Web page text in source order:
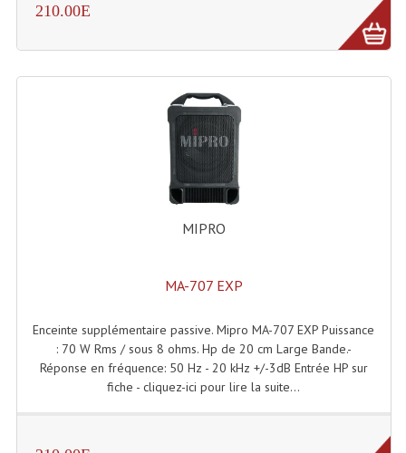
Machines À Effets Fumées, Mousses, Liquid
Machines À Fumées
Effets Projection Et Jet De CO2
Machines À Brouillard
Lanceur De Flammes Et Cartouche De Gaz
Machine À Etincelles Froides
Machines À Effet Brouillard
Machines À Fumée Lourde
210.00E
MIPRO
MA-707 EXP
Enceinte supplémentaire passive. Mipro MA-707 EXP Puissance
: 70 W Rms / sous 8 ohms. Hp de 20 cm Large Bande.-
Réponse en fréquence: 50 Hz - 20 kHz +/-3dB Entrée HP sur
fiche - cliquez-ici pour lire la suite...